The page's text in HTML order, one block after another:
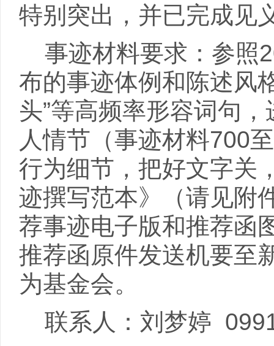
特别突出，并已完成见
事迹材料要求：参照
布的事迹体例和陈述风
头”等高频率形容词句
人情节（事迹材料700至
行为细节，把好文字关
迹撰写范本》（请见附
荐事迹电子版和推荐函
推荐函原件发送机要至
为基金会。
联系人：刘梦婷